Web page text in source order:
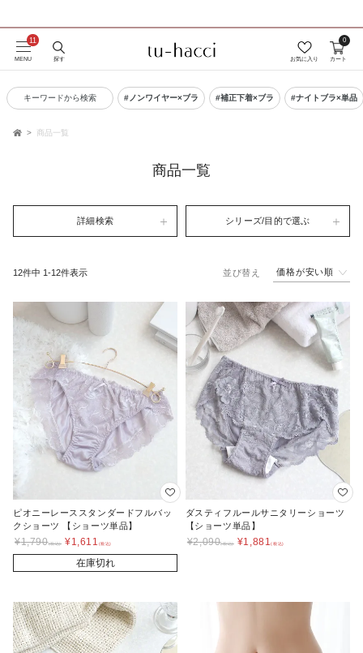
会員登録で今すぐ使えるポイントプレゼント！
MENU 探す お気に入り カート
0
キーワードから検索 #ノンワイヤー×ブラ #補正下着×ブラ #ナイトブラ×単品
商品一覧
商品一覧
詳細検索 シリーズ/目的で選ぶ
並び替え 価格が安い順
12件中 1-12件表示
ピオニーレーススタンダードフルバッ
クショーツ 【ショーツ単品】
¥1,790 ¥1,611
在庫切れ
ダスティフルールサニタリーショーツ
【ショーツ単品】
¥2,090 ¥1,881